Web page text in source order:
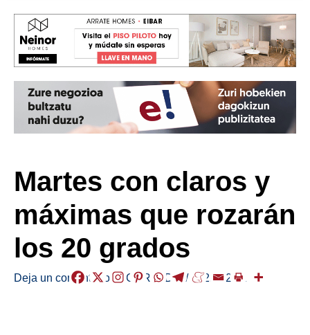
Martes con claros y
máximas que rozarán
los 20 grados
Deja un comentario /EGURALDIA/ 2025-02-11